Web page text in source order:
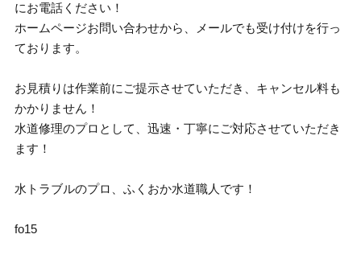
にお電話ください！
ホームページお問い合わせから、メールでも受け付けを行っ
ております。
お見積りは作業前にご提示させていただき、キャンセル料も
かかりません！
水道修理のプロとして、迅速・丁寧にご対応させていただき
ます！
水トラブルのプロ、ふくおか水道職人です！
fo15